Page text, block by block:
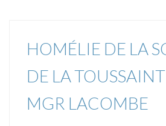
HOMÉLIE DE LA
DE LA
MGR LACOMBE